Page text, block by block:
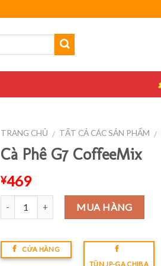
TRANG CHỦ / TẤT CẢ CÁC SẢN PHẨM /
Cà Phê G7 CoffeeMix
¥469
Số lượng MUA HÀNG
CỬA HÀNG
TŨN JP-GA CHIBA